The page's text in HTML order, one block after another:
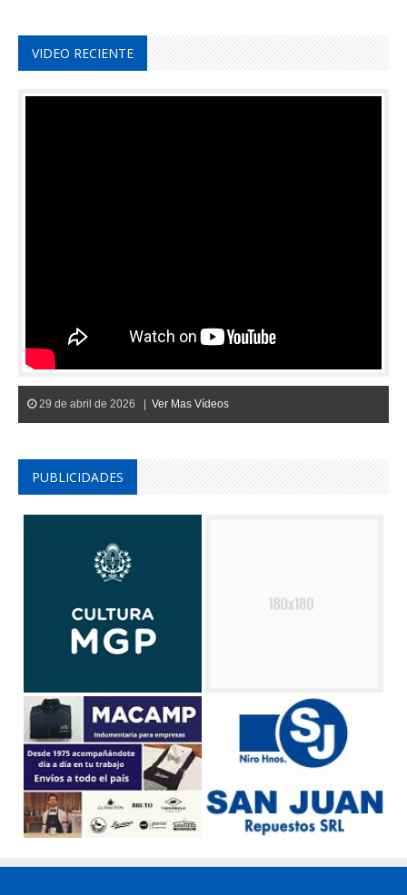
VIDEO RECIENTE
29 de abril de 2026 | Ver Mas Vídeos
PUBLICIDADES